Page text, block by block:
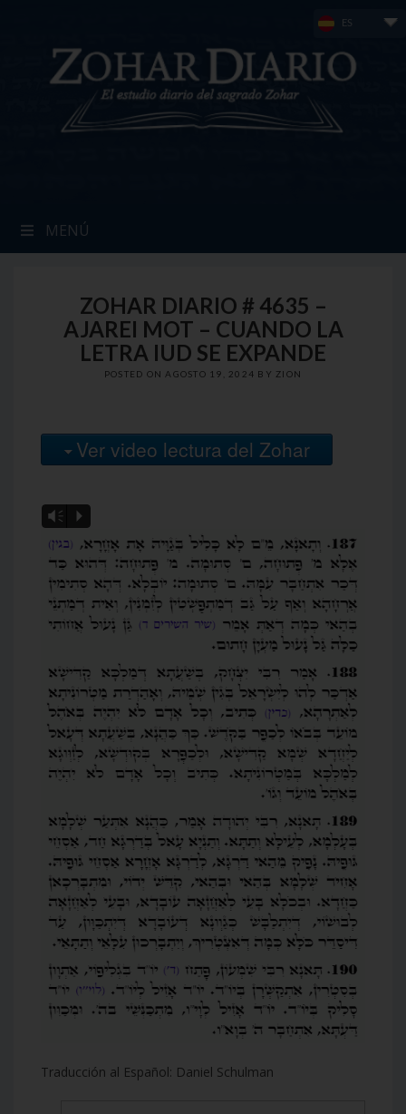
ES
MENÚ
ZOHAR DIARIO # 4635 –
AJAREI MOT – CUANDO LA
LETRA IUD SE EXPANDE
POSTED ON AGOSTO 19, 2024 BY ZION
Ver video lectura del Zohar
Vm P
Traducción al Español: Daniel Schulman